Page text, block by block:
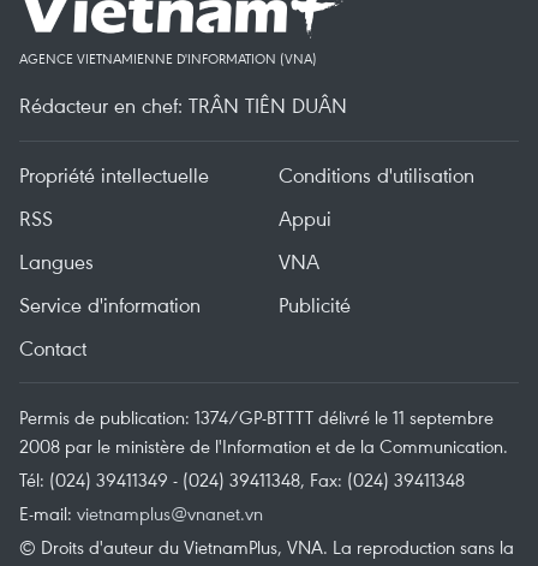
AGENCE VIETNAMIENNE D'INFORMATION (VNA)
Rédacteur en chef: TRÂN TIÊN DUÂN
Propriété intellectuelle
Conditions d'utilisation
RSS
Appui
Langues
VNA
Service d'information
Publicité
Contact
Permis de publication: 1374/GP-BTTTT délivré le 11 septembre
2008 par le ministère de l'Information et de la Communication.
Tél: (024) 39411349 - (024) 39411348, Fax: (024) 39411348
E-mail: vietnamplus@vnanet.vn
© Droits d'auteur du VietnamPlus, VNA. La reproduction sans la